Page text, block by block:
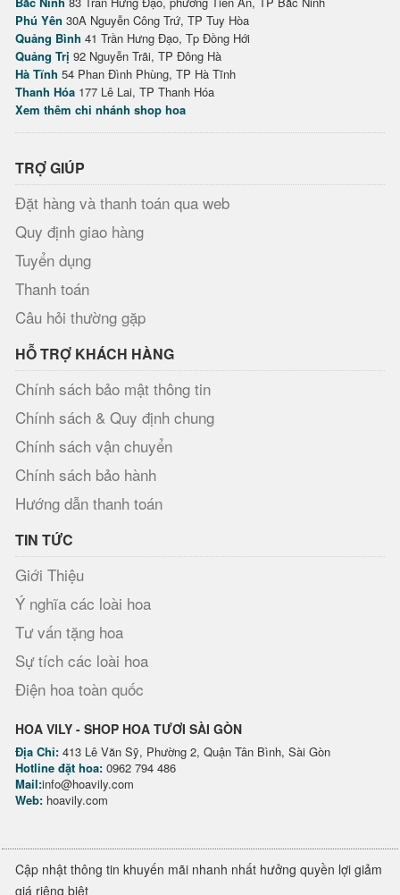
Phú Yên 30A Nguyễn Công Trứ, TP Tuy Hòa
Quảng Bình 41 Trần Hưng Đạo, Tp Đồng Hới
Quảng Trị 92 Nguyễn Trãi, TP Đông Hà
Hà Tĩnh 54 Phan Đình Phùng, TP Hà Tĩnh
Thanh Hóa 177 Lê Lai, TP Thanh Hóa
Xem thêm chi nhánh shop hoa
TRỢ GIÚP
Đặt hàng và thanh toán qua web
Quy định giao hàng
Tuyển dụng
Thanh toán
Câu hỏi thường gặp
HỖ TRỢ KHÁCH HÀNG
Chính sách bảo mật thông tin
Chính sách & Quy định chung
Chính sách vận chuyển
Chính sách bảo hành
Hướng dẫn thanh toán
TIN TỨC
Giới Thiệu
Ý nghĩa các loài hoa
Tư vấn tặng hoa
Sự tích các loài hoa
Điện hoa toàn quốc
HOA VILY - SHOP HOA TƯƠI SÀI GÒN
Địa Chỉ: 413 Lê Văn Sỹ, Phường 2, Quận Tân Bình, Sài Gòn
Hotline đặt hoa: 0962 794 486
Mail:info@hoavily.com
Web: hoavily.com
Cập nhật thông tin khuyến mãi nhanh nhất hưởng quyền lợi giảm
giá riêng biệt